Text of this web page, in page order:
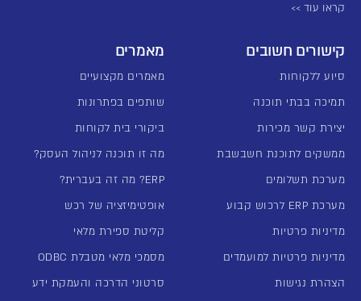
קראו עוד >>
קישורים חשובים
סיוע ללקוחות
תמיכה בבתי תוכנה
יצירת קשר מכירות
ממשקים לתוכנת חשבשבת
מערכת תשלומים
מערכת ERP לרכוש קבוע
מדיניות פרטיות
מדיניות פרטיות למועמדים
הצהרת נגישות
מאמרים
מאמרים מקצועיים
שותפים בפתרונות
ביקורי בית לקוחות
מה זו תוכנה לניהול העסק?
ERP? מה זה בעברית?
אופטימיזציה של רכש
קליטת ספירת מלאי
מסמכי מלאי מטבלת ODBC
סרטוני הדרכה והעמקת ידע